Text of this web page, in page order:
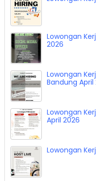
Lowongan
Lowongan
2026
Lowongan
Bandung April
Lowongan